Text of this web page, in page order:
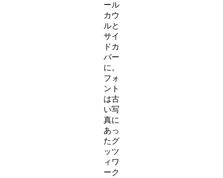
ール
カウ
ルと
サイ
ドカ
バー
に。
フォ
ント
は古
い写
真に
あっ
たグ
ッツ
ィワ
ーク